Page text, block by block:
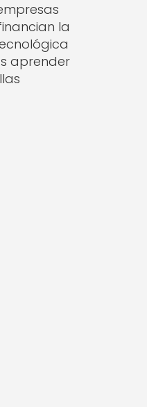
la
aprender